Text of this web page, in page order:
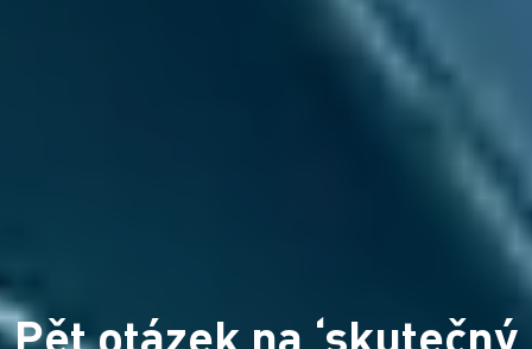
Pět otázek na ‘skutečný